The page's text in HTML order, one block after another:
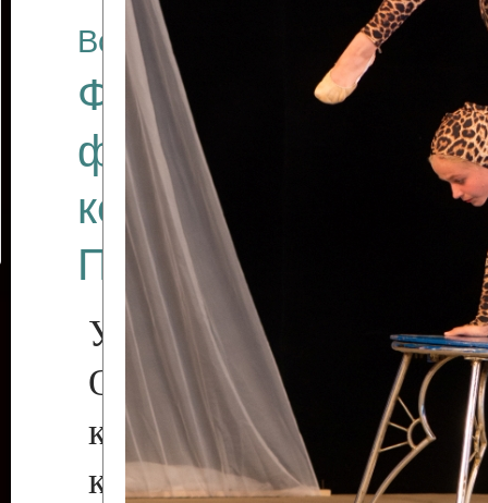
Все отчеты
Финал
фестиваля
коллективов
Приднестровского
Участники фестиваля:
Образцовый
коллектив
культуры с.